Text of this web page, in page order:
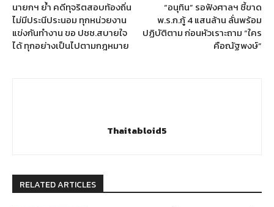
นายกฯ ย้ำ คดีทุจริตสอบท้องถิ่น
ไม่มีประนีประนอม ทุกหน่วยงาน
แข่งกันทำงาน ขอ ปชช.สบายใจ
ได้ ทุกอย่างเป็นไปตามกฎหมาย
“อนุทิน” รอฟังศาลฯ ชี้ขาด
พ.ร.ก.กู้ 4 แสนล้าน ลั่นพร้อม
ปฏิบัติตาม ก่อนหัวเราะถาม “ใคร
คือณัฐพงษ์”
Thaitabloid5
RELATED ARTICLES